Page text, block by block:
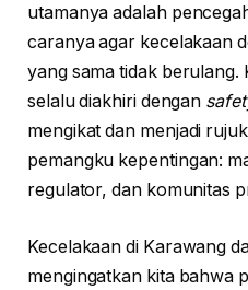
utamanya adalah
caranya agar kecelakaan
yang sama tidak berulang.
selalu diakhiri dengan
mengikat dan menjadi
pemangku kepentingan:
regulator, dan komunitas
Kecelakaan di Karawang
mengingatkan kita bahwa